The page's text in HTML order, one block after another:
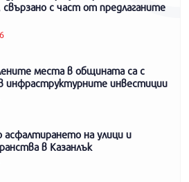
с част от предлаганите
места в общината са с
инфраструктурните инвестиции
асфалтирането на улици и
в Казанлък